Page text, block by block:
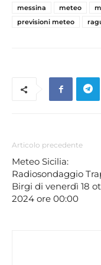
messina
meteo
previsioni meteo
Articolo precedente
Meteo Sicilia:
Radiosondaggio
Birgi di venerdì 18
2024 ore 00:00